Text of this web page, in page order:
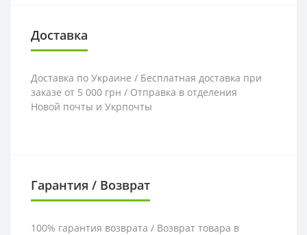
Доставка
Доставка по Украине / Бесплатная доставка при
заказе от 5 000 грн / Отправка в отделения
Новой почты и Укрпочты
Гарантия / Возврат
100% гарантия возврата / Возврат товара в